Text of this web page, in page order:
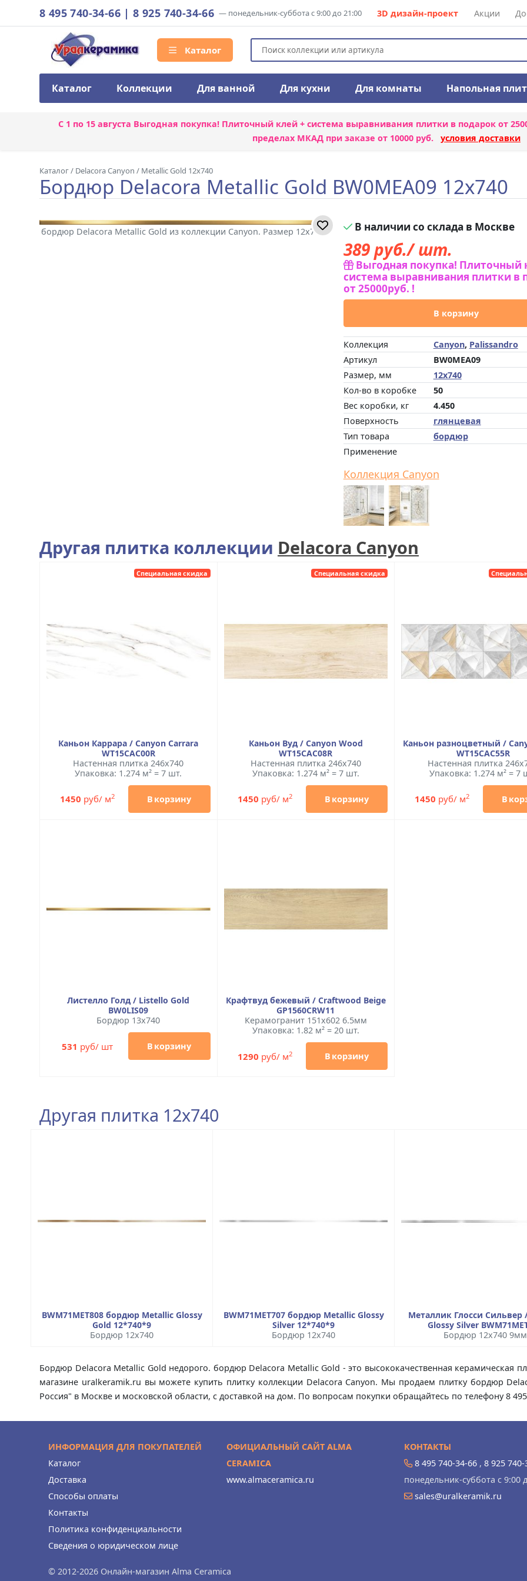
8 495 740-34-66 |8 925 740-34-66 — понедельник-суббота с 9:00 до 21:00 3D дизайн-проект Акции
Каталог
Каталог Коллекции Для ванной Для кухни Для комнаты Напольная
С 1 по 15 августа Выгодная покупка! Плиточный клей + система выравнивания плиткив подарок от
пределах МКАД при заказе от 10000 руб. условия доставки
Каталог/ Delacora Canyon / Metallic Gold 12x740
Бордюр Delacora Metallic Gold BW0MEA09 12x740
бордюр Delacora Metallic Gold из коллекции Canyon. Размер 12x740 В наличии со склада в Москве
389руб./ шт.
Выгодная покупка! Плиточный
система выравнивания плитки в
от 25000руб. !
В корзину
Коллекция Canyon, Palissandro
Артикул
BW0MEA09
Размер, мм
12x740
Кол-во в коробке
50
Вес коробки, кг
4.450
Поверхность
глянцевая
Тип товара
бордюр
Применение
Коллекция Canyon
Другая плитка коллекции Delacora Canyon
Специальная скидка
Каньон Каррара / Canyon Carrara
WT15CAC00R
Настенная плитка 246x740
Упаковка: 1.274 м² = 7 шт.
1450 руб/ м2 В корзину
Специальная скидка
Каньон Вуд / Canyon Wood
WT15CAC08R
Настенная плитка 246x740
Упаковка: 1.274 м² = 7 шт.
1450 руб/ м2 В корзину
Каньон разноцветный /
WT15CAC55R
Настенная плитка
Упаковка: 1.274 м² = 7
1450 руб/ м2 В
Листелло Голд / Listello Gold
BW0LIS09
Бордюр 13x740
531 руб/ шт В корзину
Крафтвуд бежевый / Craftwood Beige
GP1560CRW11
Керамогранит 151x602 6.5мм
Упаковка: 1.82 м² = 20 шт.
1290 руб/ м2 В корзину
Другая плитка 12x740
BWM71MET808 бордюр Metallic Glossy
Gold 12*740*9
Бордюр 12x740
BWM71MET707 бордюр Metallic Glossy
Silver 12*740*9
Бордюр 12x740
Металлик Глосси Сильвер
Glossy Silver
Бордюр 12x740 9мм
Бордюр Delacora Metallic Gold недорого. бордюр Delacora Metallic Gold - это высококачественная керамическая
магазине uralkeramik.ru вы можете купить плитку коллекции Delacora Canyon. Мы продаем плитку бордюр
Россия" в Москве и московской области, с доставкой на дом. По вопросам покупки обращайтесь по телефону 8
ИНФОРМАЦИЯ ДЛЯ ПОКУПАТЕЛЕЙ
Каталог
Доставка
Способы оплаты
Контакты
Политика конфиденциальности
Сведения о юридическом лице
ОФИЦИАЛЬНЫЙ САЙТ ALMA
CERAMICA
www.almaceramica.ru
КОНТАКТЫ
8 495 740-34-66 , 8 925 740-
понедельник-суббота с 9:00
sales@uralkeramik.ru
© 2012-2026 Онлайн-магазин Alma Ceramica